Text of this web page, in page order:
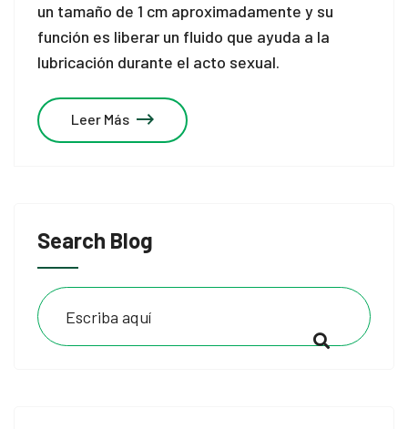
Search Blog
un tamaño de 1 cm aproximadamente y su
función es liberar un fluido que ayuda a la
lubricación durante el acto sexual.
Leer Más